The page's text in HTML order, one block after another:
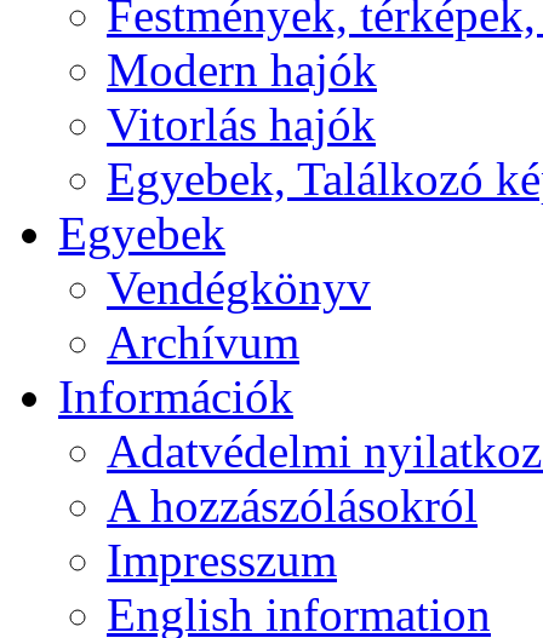
Festmények,
Modern hajók
Vitorlás hajók
Egyebek, Találkozó
Egyebek
Vendégkönyv
Archívum
Információk
Adatvédelmi
A hozzászólásokról
Impresszum
English information